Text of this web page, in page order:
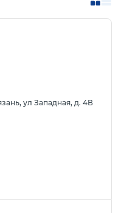
ул Западная, д. 4В